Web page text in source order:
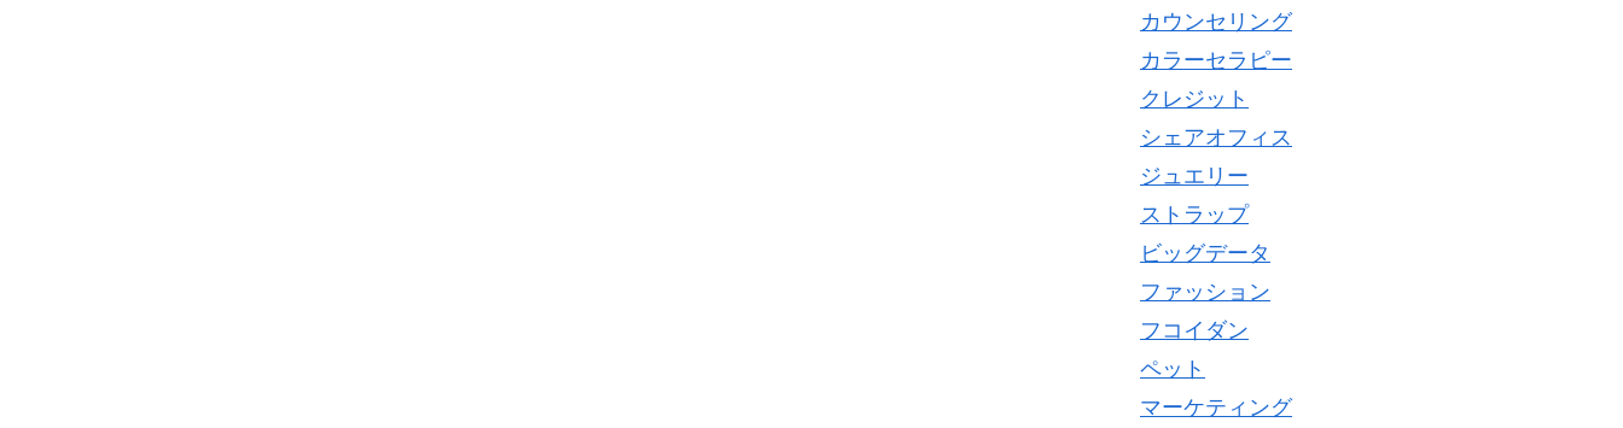
カウンセリング
カラーセラピー
クレジット
シェアオフィス
ジュエリー
ストラップ
ビッグデータ
ファッション
フコイダン
ペット
マーケティング